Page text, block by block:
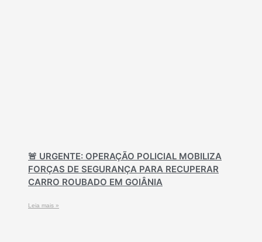
🚨 URGENTE: OPERAÇÃO POLICIAL MOBILIZA
FORÇAS DE SEGURANÇA PARA RECUPERAR
CARRO ROUBADO EM GOIÂNIA
Leia mais »